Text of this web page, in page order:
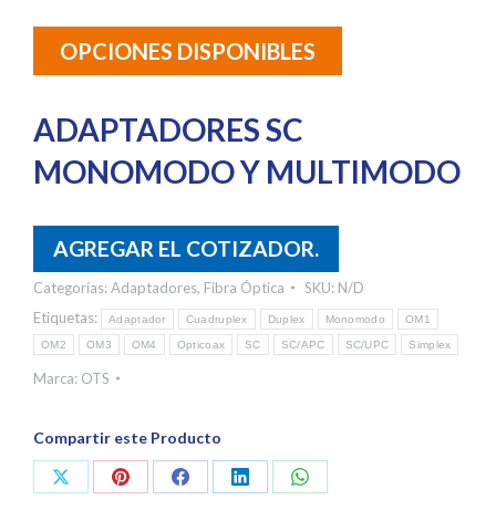
OPCIONES DISPONIBLES
ADAPTADORES SC
MONOMODO Y MULTIMODO
AGREGAR EL COTIZADOR.
Categorías:Adaptadores, Fibra Óptica SKU: N/D
Etiquetas:
Adaptador Cuadruplex Duplex Monomodo OM1
OM2 OM3 OM4 Opticoax SC SC/APC SC/UPC Simplex
Marca: OTS
Compartir este Producto
Share
Share
Share
Share
Share